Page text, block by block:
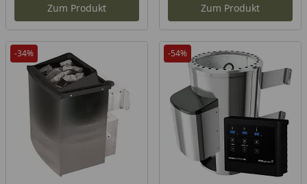
Zum Produkt Zum Produkt
-34% -54%